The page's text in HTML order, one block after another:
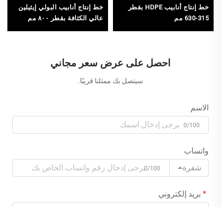
خط إنتاج أنابيب HDPE بقطر
315-630 مم
خط إنتاج أنابيب البولي إيثيلين
عالي الكثافة بقطر ٨٠٠ مم
احصل على عرض سعر مجاني
سيتصل بك ممثلنا قريبًا.
الاسم
0/100
واتساب
شفرة
0/100
بريد إلكتروني